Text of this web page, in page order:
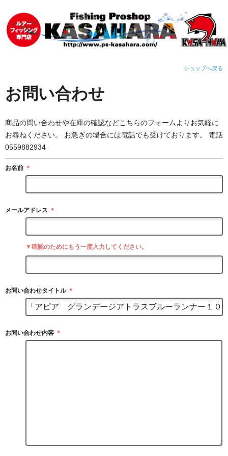
ショップへ戻る
お問い合わせ
商品の問い合わせや在庫の確認などこちらのフォームよりお気軽に
お尋ねください。 お急ぎの場合には電話でも受けております。 電話
0559882934
お名前 ＊
メールアドレス ＊
▼確認のためにもう一度入力してください。
お問い合わせタイトル ＊
お問い合わせ内容 ＊